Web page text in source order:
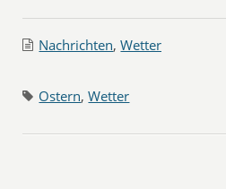
Nachrichten,Wetter
Ostern,Wetter